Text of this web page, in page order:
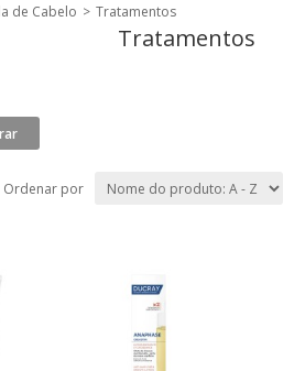
de Cabelo > Tratamentos
Tratamentos
Ordenar por